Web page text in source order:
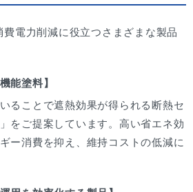
電力削減に役立つさまざまな製品
能塗料】
ることで遮熱効果が得られる断熱セ
をご提案しています。高い省エネ効
ー消費を抑え、維持コストの低減に